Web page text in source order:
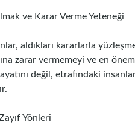
ve Karar Verme Yeteneği
aldıkları kararlarla
zarar vermemeyi ve en
değil, etrafındaki
Yönleri